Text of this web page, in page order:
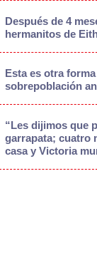
Después de 4
hermanitos de
Esta es otra
sobrepoblación
“Les dijimos que
garrapata; cuatro
casa y Victoria